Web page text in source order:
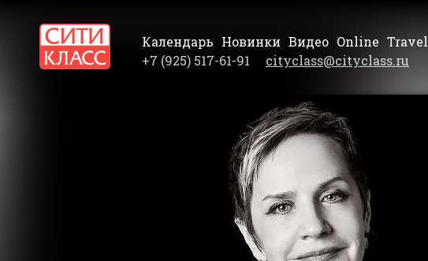
Календарь Новинки Видео Online Travel
+7 (925) 517-61-91
cityclass@cityclass.ru